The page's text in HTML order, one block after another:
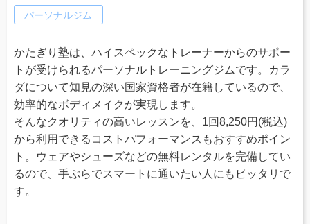
パーソナルジム
かたぎり塾は、ハイスペックなトレーナーからのサポー
トが受けられるパーソナルトレーニングジムです。カラ
ダについて知見の深い国家資格者が在籍しているので、
効率的なボディメイクが実現します。
そんなクオリティの高いレッスンを、1回8,250円(税込)
から利用できるコストパフォーマンスもおすすめポイン
ト。ウェアやシューズなどの無料レンタルを完備してい
るので、手ぶらでスマートに通いたい人にもピッタリで
す。